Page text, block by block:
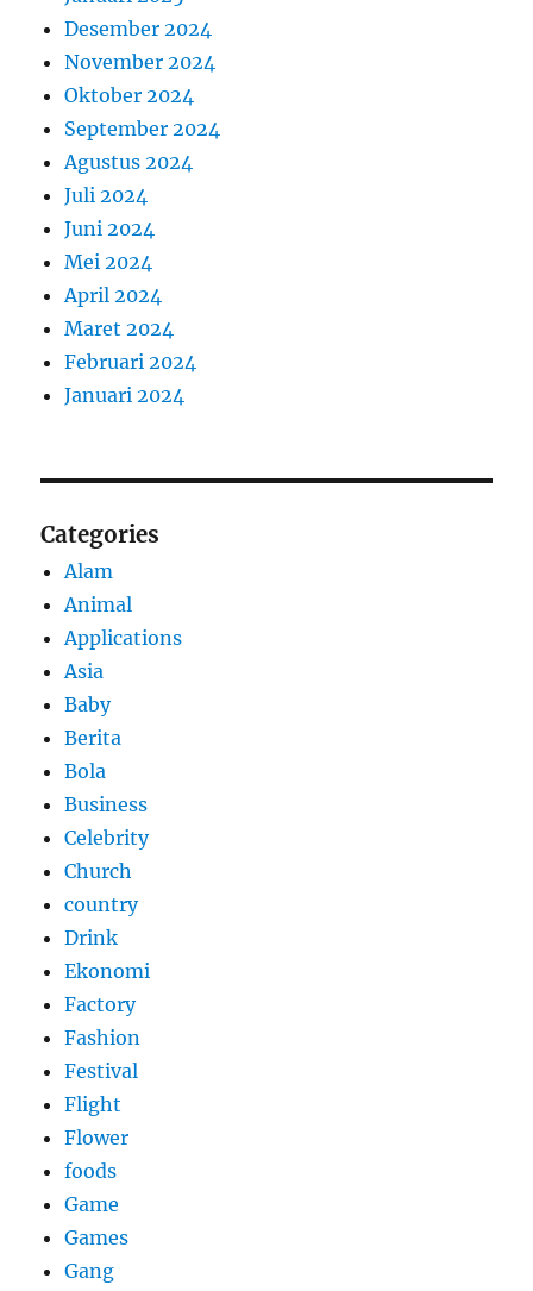
Desember 2024
November 2024
Oktober 2024
September 2024
Agustus 2024
Juli 2024
Juni 2024
Mei 2024
April 2024
Maret 2024
Februari 2024
Januari 2024
Categories
Alam
Animal
Applications
Asia
Baby
Berita
Bola
Business
Celebrity
Church
country
Drink
Ekonomi
Factory
Fashion
Festival
Flight
Flower
foods
Game
Games
Gang